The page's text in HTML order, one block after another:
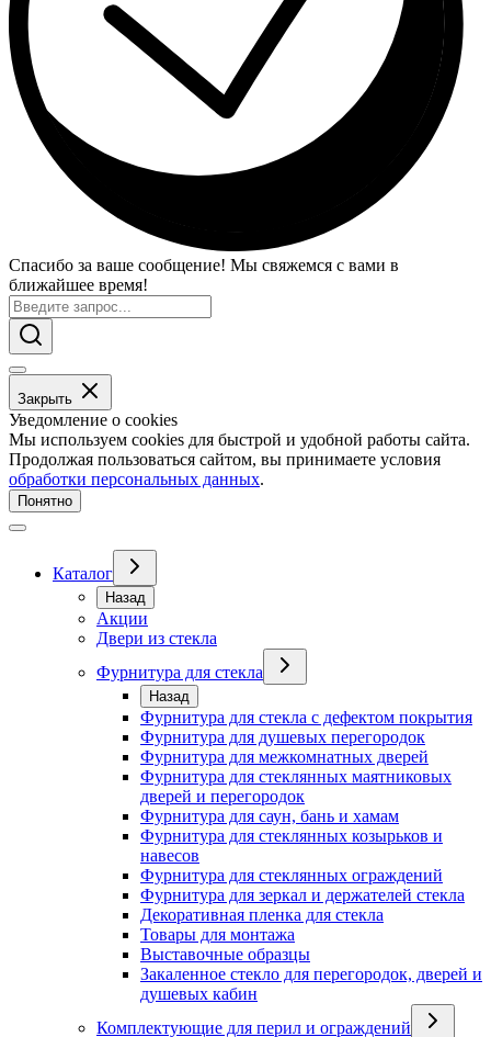
Спасибо за ваше сообщение! Мы свяжемся с вами в
ближайшее время!
Закрыть
Уведомление о cookies
Мы используем cookies для быстрой и удобной работы сайта.
Продолжая пользоваться сайтом, вы принимаете условия
обработки персональных данных.
Понятно
Каталог
Назад
Акции
Двери из стекла
Фурнитура для стекла
Назад
Фурнитура для стекла с дефектом покрытия
Фурнитура для душевых перегородок
Фурнитура для межкомнатных дверей
Фурнитура для стеклянных маятниковых
дверей и перегородок
Фурнитура для саун, бань и хамам
Фурнитура для стеклянных козырьков и
навесов
Фурнитура для стеклянных ограждений
Фурнитура для зеркал и держателей стекла
Декоративная пленка для стекла
Товары для монтажа
Выставочные образцы
Закаленное стекло для перегородок, дверей и
душевых кабин
Комплектующие для перил и ограждений